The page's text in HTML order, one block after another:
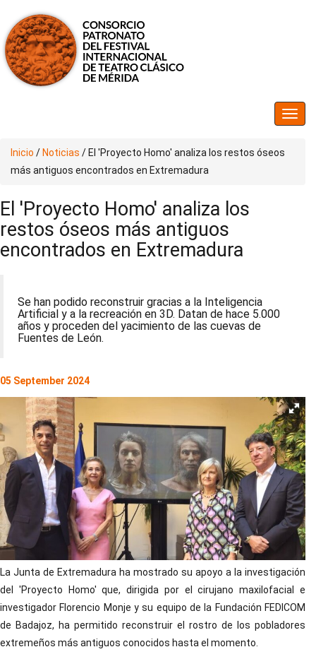
Inicio / Noticias / El 'Proyecto Homo' analiza los restos óseos
más antiguos encontrados en Extremadura
El 'Proyecto Homo' analiza los
restos óseos más antiguos
encontrados en Extremadura
Se han podido reconstruir gracias a la Inteligencia
Artificial y a la recreación en 3D. Datan de hace 5.000
años y proceden del yacimiento de las cuevas de
Fuentes de León.
05 September 2024
La Junta de Extremadura ha mostrado su apoyo a la investigación
del 'Proyecto Homo' que, dirigida por el cirujano maxilofacial e
investigador Florencio Monje y su equipo de la Fundación FEDICOM
de Badajoz, ha permitido reconstruir el rostro de los pobladores
extremeños más antiguos conocidos hasta el momento.